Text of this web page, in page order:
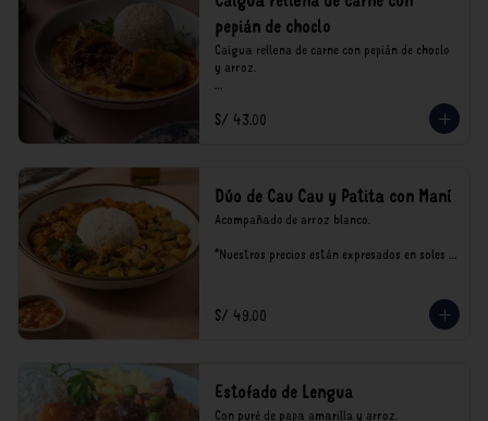
pepián de choclo
Caigua rellena de carne con pepián de choclo
y arroz.
*Nuestros precios están expresados en soles e
incluyen impuestos de ley y recargo al
S/ 43.00
Dúo de Cau Cau y Patita con Maní
Acompañado de arroz blanco.
*Nuestros precios están expresados en soles e
S/ 49.00
Estofado de Lengua
Con puré de papa amarilla y arroz.